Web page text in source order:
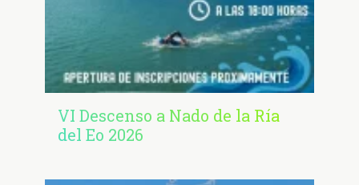
VI Descenso a Nado de la Ría
del Eo 2026